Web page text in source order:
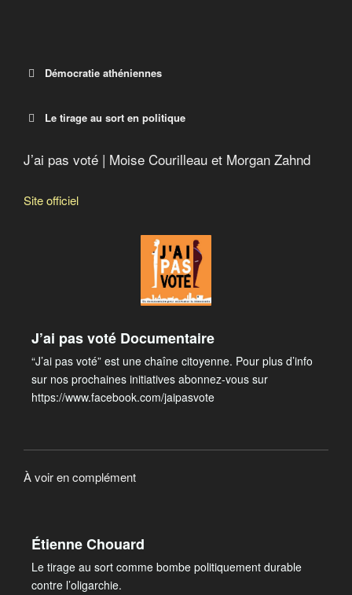
Démocratie athéniennes
Le tirage au sort en politique
J’ai pas voté | Moise Courilleau et Morgan Zahnd
Site officiel
J’ai pas voté Documentaire
“J’ai pas voté” est une chaîne citoyenne. Pour plus d’info
sur nos prochaines initiatives abonnez-vous sur
https://www.facebook.com/jaipasvote
À voir en complément
Étienne Chouard
Le tirage au sort comme bombe politiquement durable
contre l’oligarchie.